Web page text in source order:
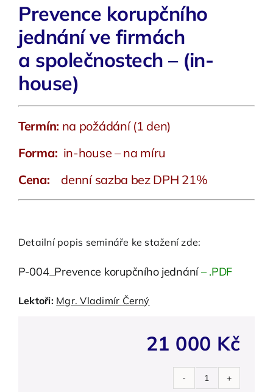
Prevence korupčního
jednání ve firmách
a společnostech – (in-
house)
Termín: na požádání (1 den)
Forma: in-house – na míru
Cena: denní sazba bez DPH 21%
Detailní popis semináře ke stažení zde:
P-004_Prevence korupčního jednání– .PDF
Lektoři: Mgr. Vladimír Černý
21 000 Kč
Prevence